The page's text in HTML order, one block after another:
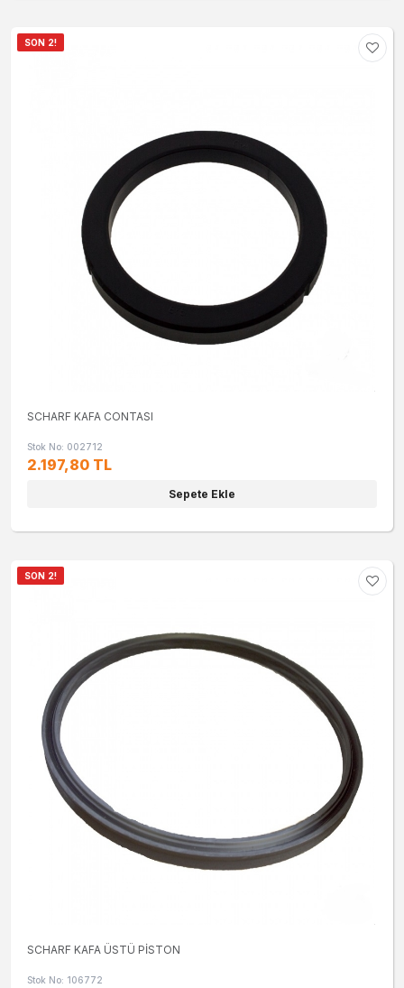
SON 2!
SCHARF KAFA CONTASI
Stok No: 002712
2.197,80 TL
Sepete Ekle
SON 2!
SCHARF KAFA ÜSTÜ PİSTON
Stok No: 106772